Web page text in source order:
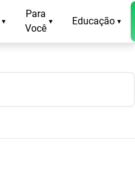
▾
Para
Você
▾ Educação ▾